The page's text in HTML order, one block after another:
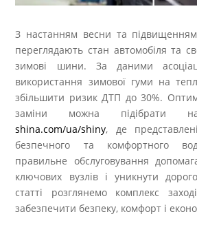
З настанням весни та підвищенням
переглядають стан автомобіля та
зимові шини. За даними
використання зимової гуми на
збільшити ризик ДТП до 30%.
заміни можна підібрати
shina.com/ua/shiny, де
безпечного та комфортного
правильне обслуговування
ключових вузлів і уникнути
статті розглянемо комплекс
забезпечити безпеку, комфорт і